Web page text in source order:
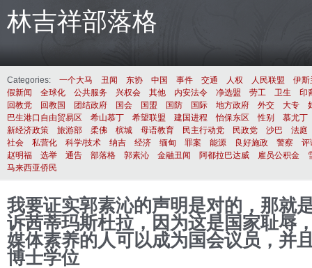
林吉祥部落格
Categories: 一个大马 丑闻 东协 中国 事件 交通 人权 人民联盟
伊斯
假新闻
全球化 公共服务 兴权会 其他 内安法令 净选盟 劳工 卫生
印
回教党
回教国 团结政府 国会 国盟 国防 国际 地方政府 外交 大专
巴生港口自由贸易区
希山慕丁 希望联盟 建国进程 怡保东区 性别
慕尤丁
新经济政策
旅游部 柔佛 槟城 母语教育 民主行动党 民政党 沙巴
法庭
社会
私营化 科学/技术 纳吉 经济 缅甸 罪案 能源 良好施政 警察
评
赵明福
选举 通告 部落格 郭素沁 金融丑闻 阿都拉巴达威 雇员公积金
马来西亚侨民
我要证实郭素沁的声明是对的，那就
诉茜蒂玛斯杜拉，因为这是国家耻辱
媒体素养的人可以成为国会议员，并
博士学位